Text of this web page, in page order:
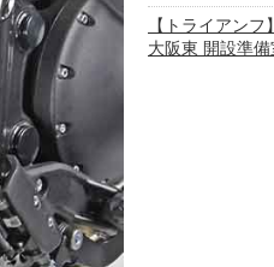
【トライアン
大阪東 開設準